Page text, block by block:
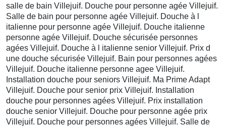
salle de bain Villejuif. Douche pour personne agée Villejuif.
Salle de bain pour personne agée Villejuif. Douche à l
italienne pour personne agée Villejuif. Douche italienne
personne agée Villejuif. Douche sécurisée personnes
agées Villejuif. Douche à l italienne senior Villejuif. Prix d
une douche sécurisée Villejuif. Bain pour personnes agées
Villejuif. Douche italienne personne agee Villejuif.
Installation douche pour seniors Villejuif. Ma Prime Adapt
Villejuif. Douche pour senior prix Villejuif. Installation
douche pour personnes agées Villejuif. Prix installation
douche senior Villejuif. Douche pour personne agée prix
Villejuif. Douche pour personnes agées Villejuif. Salle de